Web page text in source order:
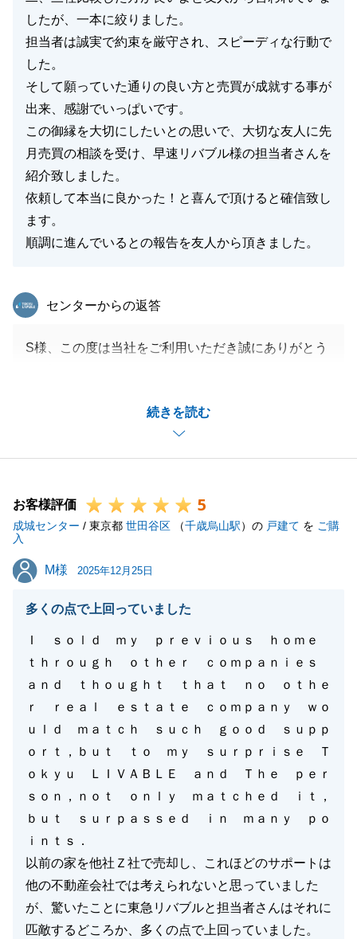
したが、一本に絞りました。
担当者は誠実で約束を厳守され、スピーディな行動で
した。
そして願っていた通りの良い方と売買が成就する事が
出来、感謝でいっぱいです。
この御縁を大切にしたいとの思いで、大切な友人に先
月売買の相談を受け、早速リバブル様の担当者さんを
紹介致しました。
依頼して本当に良かった！と喜んで頂けると確信致し
ます。
順調に進んでいるとの報告を友人から頂きました。
続きを読む
東急リバブル
センターからの返答
S様、この度は当社をご利用いただき誠にありがとう
ご紹介いただいたお客様も順調に進んでおりますの
で、今後も引き続きよろしくお願いいたします。
閉じる
お客様評価 5
成城センター / 東京都 世田谷区 （千歳烏山駅）の 戸建て を ご購
入
M様
M様 2025年12月25日
多くの点で上回っていました
Ｉ ｓｏｌｄ ｍｙ ｐｒｅｖｉｏｕｓ ｈｏｍｅ
ｔｈｒｏｕｇｈ ｏｔｈｅｒ ｃｏｍｐａｎｉｅｓ
ａｎｄ ｔｈｏｕｇｈｔ ｔｈａｔ ｎｏ ｏｔｈｅ
ｒ ｒｅａｌ ｅｓｔａｔｅ ｃｏｍｐａｎｙ ｗｏ
ｕｌｄ ｍａｔｃｈ ｓｕｃｈ ｇｏｏｄ ｓｕｐｐ
ｏｒｔ，ｂｕｔ ｔｏ ｍｙ ｓｕｒｐｒｉｓｅ Ｔ
ｏｋｙｕ ＬＩＶＡＢＬＥ ａｎｄ Ｔｈｅ ｐｅｒ
ｓｏｎ，ｎｏｔ ｏｎｌｙ ｍａｔｃｈｅｄ ｉｔ，
ｂｕｔ ｓｕｒｐａｓｓｅｄ ｉｎ ｍａｎｙ ｐｏ
ｉｎｔｓ．
以前の家を他社Ｚ社で売却し、これほどのサポートは
他の不動産会社では考えられないと思っていました
が、驚いたことに東急リバブルと担当者さんはそれに
匹敵するどころか、多くの点で上回っていました。